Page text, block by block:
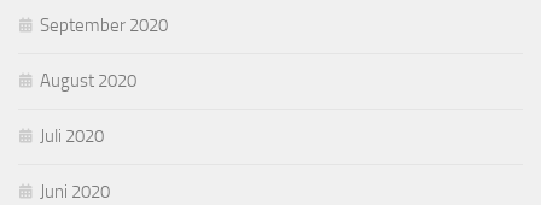
September 2020
August 2020
Juli 2020
Juni 2020